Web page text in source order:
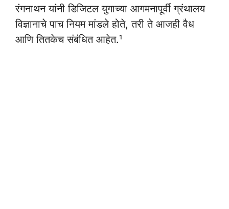
रंगनाथन यांनी डिजिटल युगाच्या आगमनापूर्वी ग्रंथालय
विज्ञानाचे पाच नियम मांडले होते, तरी ते आजही वैध
आणि तितकेच संबंधित आहेत.¹